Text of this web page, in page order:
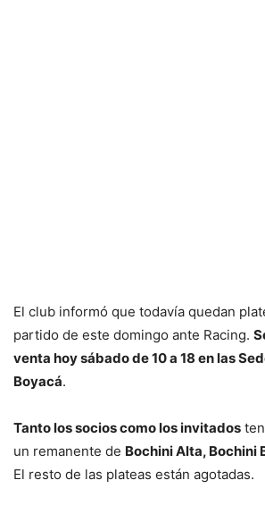
El club informó que todavía quedan
partido de este domingo ante Racing.
venta hoy sábado de 10 a 18 en las
Boyacá.
Tanto los socios como los invitados
un remanente de Bochini Alta, Bochini
El resto de las plateas están agotadas.